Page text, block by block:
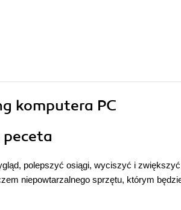
komputera PC
peceta
polepszyć osiągi, wyciszyć i zwiększyć
niepowtarzalnego sprzętu, którym